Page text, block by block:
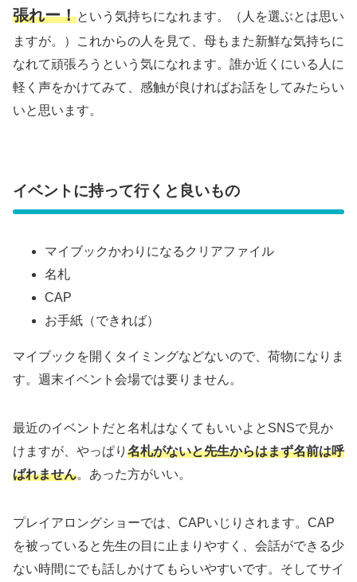
張れー！という気持ちになれます。（人を選ぶとは思い
ますが。）これからの人を見て、母もまた新鮮な気持ちに
なれて頑張ろうという気になれます。誰か近くにいる人に
軽く声をかけてみて、感触が良ければお話をしてみたらい
いと思います。
イベントに持って行くと良いもの
マイブックかわりになるクリアファイル
名札
CAP
お手紙（できれば）
マイブックを開くタイミングなどないので、荷物になりま
す。週末イベント会場では要りません。
最近のイベントだと名札はなくてもいいよとSNSで見か
けますが、やっぱり 名札がないと先生からはまず名前は呼
ばれません。あった方がいい。
プレイアロングショーでは、CAPいじりされます。CAP
を被っていると先生の目に止まりやすく、会話ができる少
ない時間にでも話しかけてもらいやすいです。そしてサイ